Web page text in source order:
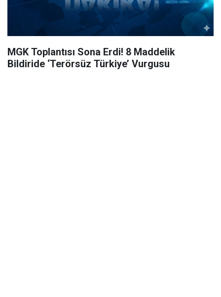
MGK Toplantısı Sona Erdi! 8 Maddelik
Bildiride ‘Terörsüz Türkiye’ Vurgusu